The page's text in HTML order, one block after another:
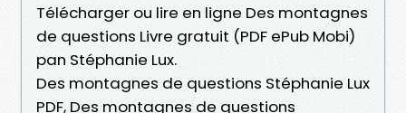
Télécharger ou lire en ligne Des montagnes
de questions Livre gratuit (PDF ePub Mobi)
pan Stéphanie Lux.
Des montagnes de questions Stéphanie Lux
PDF, Des montagnes de questions